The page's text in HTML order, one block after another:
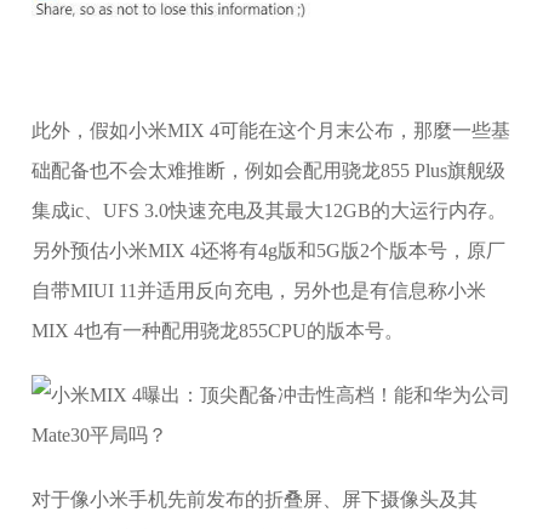
此外，假如小米MIX 4可能在这个月末公布，那麼一些基
础配备也不会太难推断，例如会配用骁龙855 Plus旗舰级
集成ic、UFS 3.0快速充电及其最大12GB的大运行内存。
另外预估小米MIX 4还将有4g版和5G版2个版本号，原厂
自带MIUI 11并适用反向充电，另外也是有信息称小米
MIX 4也有一种配用骁龙855CPU的版本号。
对于像小米手机先前发布的折叠屏、屏下摄像头及其